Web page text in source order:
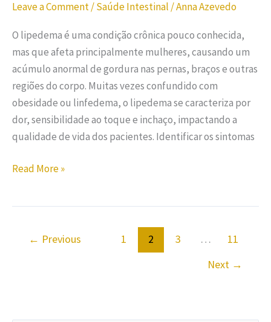
Leave a Comment/Saúde Intestinal/Anna Azevedo
O lipedema é uma condição crônica pouco conhecida,
mas que afeta principalmente mulheres, causando um
acúmulo anormal de gordura nas pernas, braços e outras
regiões do corpo. Muitas vezes confundido com
obesidade ou linfedema, o lipedema se caracteriza por
dor, sensibilidade ao toque e inchaço, impactando a
qualidade de vida dos pacientes. Identificar os sintomas
Read More »
← Previous 1 2 3 …
11
Next →